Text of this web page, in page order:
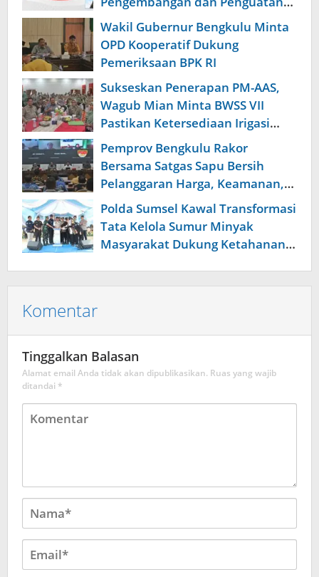
Sektor Jasa
Wakil Gubernur Bengkulu Minta
OPD Kooperatif Dukung
Pemeriksaan BPK RI
Sukseskan Penerapan PM-AAS,
Wagub Mian Minta BWSS VII
Pastikan Ketersediaan Irigasi
Pertanian Modern
Pemprov Bengkulu Rakor
Bersama Satgas Sapu Bersih
Pelanggaran Harga, Keamanan,
dan Mutu Pangan, Harga TBS
Sawit Masih Jadi Sorotan
Polda Sumsel Kawal Transformasi
Tata Kelola Sumur Minyak
Masyarakat Dukung Ketahanan
Komentar
Tinggalkan Balasan
Alamat email Anda tidak akan dipublikasikan. Ruas yang wajib
ditandai *